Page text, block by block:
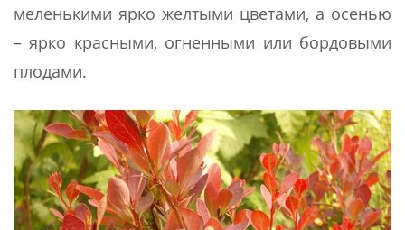
меленькими ярко желтыми цветами, а осенью
– ярко красными, огненными или бордовыми
плодами.